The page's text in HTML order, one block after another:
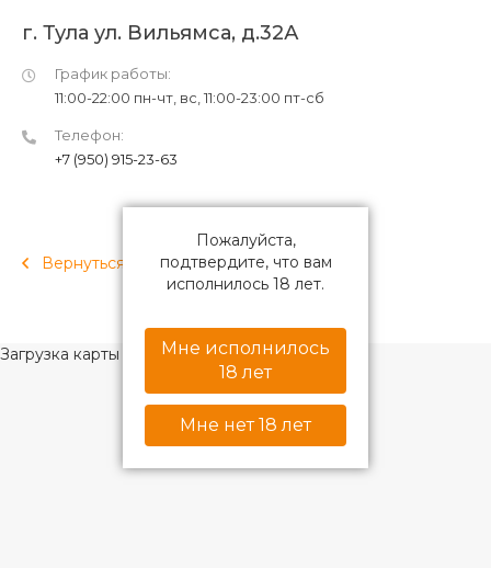
г. Тула ул. Вильямса, д.32А
График работы:
11:00-22:00 пн-чт, вс, 11:00-23:00 пт-сб
Телефон:
+7 (950) 915-23-63
Вернуться
Загрузка карты ...
Пожалуйста,
подтвердите, что вам
исполнилось 18 лет.
Мне исполнилось
18 лет
Мне нет 18 лет